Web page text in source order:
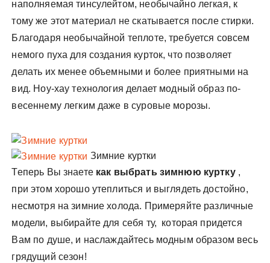
наполняемая тинсулейтом, необычайно легкая, к
тому же этот материал не скатывается после стирки.
Благодаря необычайной теплоте, требуется совсем
немого пуха для создания курток, что позволяет
делать их менее объемными и более приятными на
вид. Ноу-хау технология делает модный образ по-
весеннему легким даже в суровые морозы.
Зимние куртки
Теперь Вы знаете как выбрать зимнюю куртку,
при этом хорошо утеплиться и выглядеть достойно,
несмотря на зимние холода. Примеряйте различные
модели, выбирайте для себя ту, которая придется
Вам по душе, и наслаждайтесь модным образом весь
грядущий сезон!